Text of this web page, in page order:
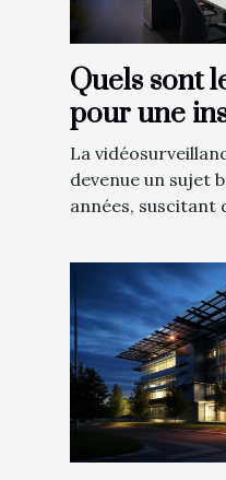
Quels sont
pour une
entreprise ?
La
devenue un sujet
années, suscitant